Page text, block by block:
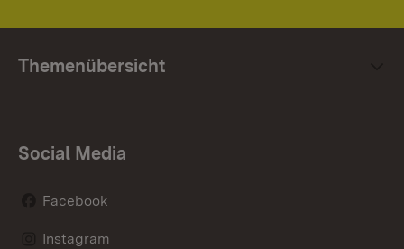
Themenübersicht
Social Media
Facebook
Instagram